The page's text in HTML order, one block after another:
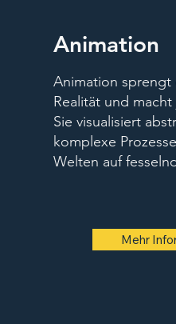
Animation
Animation sprengt
Realität und
Sie visualisiert
komplexe
Welten auf
Mehr